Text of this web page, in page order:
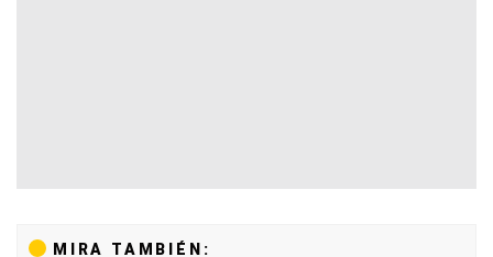
MIRA TAMBIÉN: